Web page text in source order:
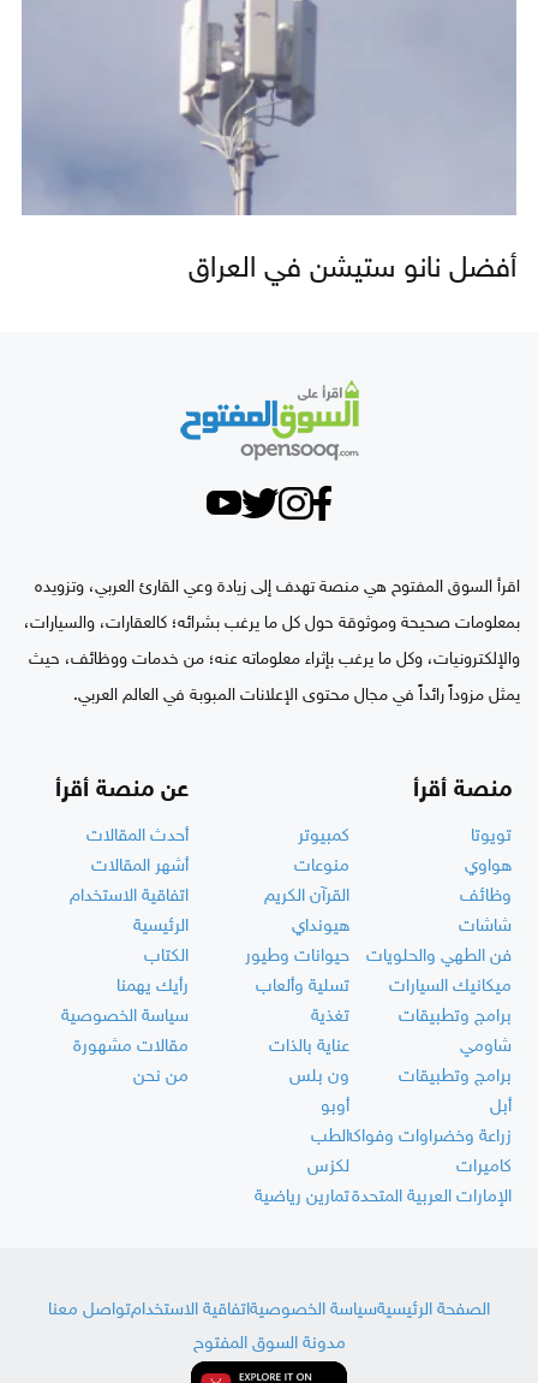
أفضل نانو ستيشن في العراق
اقرأ السوق المفتوح هي منصة تهدف إلى زيادة وعي القارئ العربي، وتزويده
بمعلومات صحيحة وموثوقة حول كل ما يرغب بشرائه؛ كالعقارات، والسيارات،
والإلكترونيات، وكل ما يرغب بإثراء معلوماته عنه؛ من خدمات ووظائف، حيث
يمثل مزوداً رائداً في مجال محتوى الإعلانات المبوبة في العالم العربي.
منصة أقرأ
تويوتا
كمبيوتر
هواوي
منوعات
وظائف
القرآن الكريم
شاشات
هيونداي
فن الطهي والحلويات
حيوانات وطيور
ميكانيك السيارات
تسلية وألعاب
برامج وتطبيقات
تغذية
شاومي
عناية بالذات
برامج وتطبيقات
ون بلس
أبل
أوبو
زراعة وخضراوات وفواكهالطب
كاميرات
لكزس
الإمارات العربية المتحدةتمارين رياضية
عن منصة أقرأ
أحدث المقالات
أشهر المقالات
اتفاقية الاستخدام
الرئيسية
الكتاب
رأيك يهمنا
سياسة الخصوصية
مقالات مشهورة
من نحن
الصفحة الرئيسيةسياسة الخصوصيةاتفاقية الاستخدامتواصل معنا
مدونة السوق المفتوح